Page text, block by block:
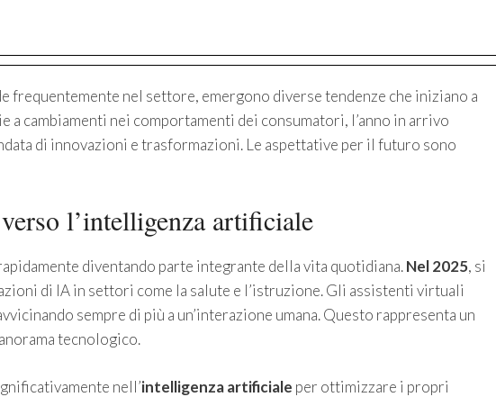
frequentemente nel settore, emergono diverse tendenze che iniziano a
a cambiamenti nei comportamenti dei consumatori, l’anno in arrivo
di innovazioni e trasformazioni. Le aspettative per il futuro sono
l’intelligenza artificiale
diventando parte integrante della vita quotidiana.Nel 2025, si
di IA in settori come la salute e l’istruzione. Gli assistenti virtuali
sempre di più a un’interazione umana. Questo rappresenta un
tecnologico.
nell’intelligenza artificiale per ottimizzare i propri